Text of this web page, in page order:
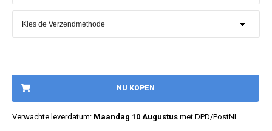
NU KOPEN
Verwachte leverdatum: Maandag 10 Augustus met DPD/PostNL.